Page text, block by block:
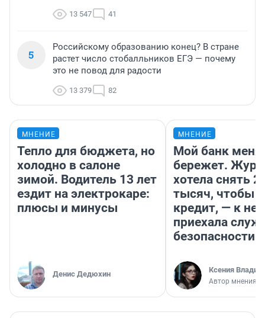
13 547 41
5
Российскому образованию конец? В стране
растет число стобалльников ЕГЭ — почему
это не повод для радости
13 379 82
МНЕНИЕ
Тепло для бюджета, но
холодно в салоне
зимой. Водитель 13 лет
ездит на электрокаре:
плюсы и минусы
Денис Дедюхин
МНЕНИЕ
Мой банк меня
бережет.
хотела снять
тысяч, чтобы
кредит, — к
приехала
безопасности
Ксения
Автор мнения